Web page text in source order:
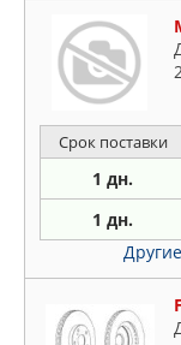
Срок поставки
1 дн.
1 дн.